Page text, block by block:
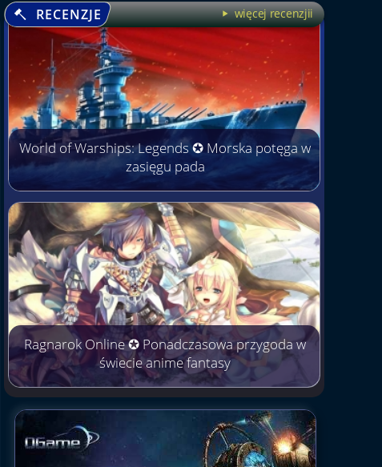
RECENZJE więcej recenzjii
World of Warships: Legends ✪ Morska potęga w
zasięgu pada
Ragnarok Online ✪ Ponadczasowa przygoda w
świecie anime fantasy